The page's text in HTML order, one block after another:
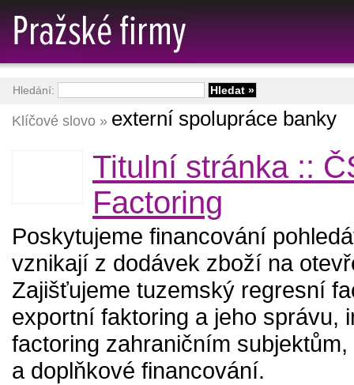
Klíčové slovo » externí spolupráce banky
Titulní stránka ::
Factoring
Poskytujeme financování
vznikají z dodávek zboží na
Zajišťujeme tuzemský regresní
exportní faktoring a jeho správu,
factoring zahraničním
a doplňkové financování.
Hledání: